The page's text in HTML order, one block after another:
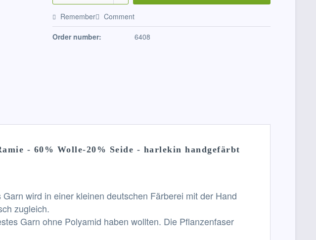
Remember Comment
Order number: 6408
- 60% Wolle-20% Seide - harlekin handgefärbt
wird in einer kleinen deutschen Färberei mit der Hand
zugleich.
Garn ohne Polyamid haben wollten. Die Pflanzenfaser